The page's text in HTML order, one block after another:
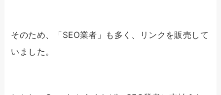
そのため、「SEO業者」も多く、リンクを販売して
いました。